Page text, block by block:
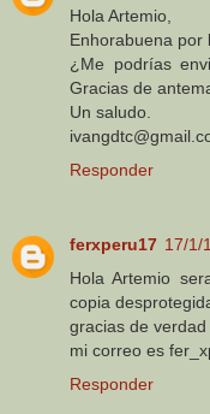
Hola Artemio,
Enhorabuena por
¿Me podrías
Gracias de
Un saludo.
Responder
ferxperu17 17/1/
Hola Artemio
copia
gracias de verdad
mi correo es
Responder